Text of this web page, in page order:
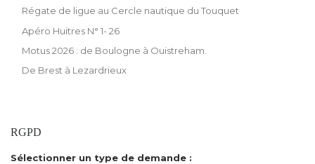
Régate de ligue au Cercle nautique du Touquet
Apéro Huitres N° 1- 26
Motus 2026 : de Boulogne à Ouistreham.
De Brest à Lezardrieux
RGPD
Sélectionner un type de demande :